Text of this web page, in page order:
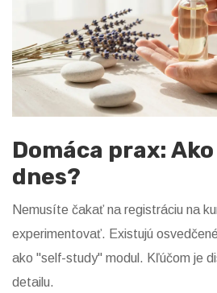
Domáca prax:
dnes?
Nemusíte čakať na registráciu na
experimentovať. Existujú
ako "self-study" modul. Kľúčom je
detailu.